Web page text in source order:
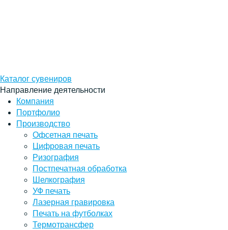
Каталог сувениров
Направление деятельности
Компания
Портфолио
Производство
Офсетная печать
Цифровая печать
Ризография
Постпечатная обработка
Шелкография
УФ печать
Лазерная гравировка
Печать на футболках
Термотрансфер